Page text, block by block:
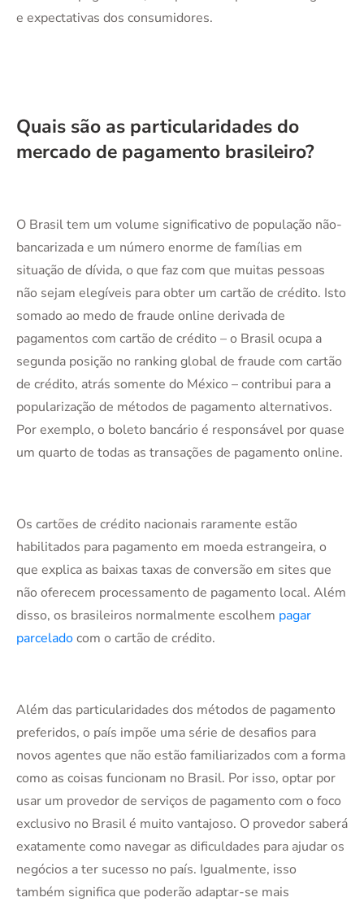
e expectativas dos consumidores.
Quais são as particularidades do
mercado de pagamento brasileiro?
O Brasil tem um volume significativo de população não-
bancarizada e um número enorme de famílias em
situação de dívida, o que faz com que muitas pessoas
não sejam elegíveis para obter um cartão de crédito. Isto
somado ao medo de fraude online derivada de
pagamentos com cartão de crédito – o Brasil ocupa a
segunda posição no ranking global de fraude com cartão
de crédito, atrás somente do México – contribui para a
popularização de métodos de pagamento alternativos.
Por exemplo, o boleto bancário é responsável por quase
um quarto de todas as transações de pagamento online.
Os cartões de crédito nacionais raramente estão
habilitados para pagamento em moeda estrangeira, o
que explica as baixas taxas de conversão em sites que
não oferecem processamento de pagamento local. Além
disso, os brasileiros normalmente escolhem pagar
parceladocom o cartão de crédito.
Além das particularidades dos métodos de pagamento
preferidos, o país impõe uma série de desafios para
novos agentes que não estão familiarizados com a forma
como as coisas funcionam no Brasil. Por isso, optar por
usar um provedor de serviços de pagamento com o foco
exclusivo no Brasil é muito vantajoso. O provedor saberá
exatamente como navegar as dificuldades para ajudar os
negócios a ter sucesso no país. Igualmente, isso
também significa que poderão adaptar-se mais